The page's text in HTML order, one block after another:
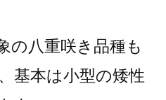
の八重咲き品種も
基本は小型の矮性